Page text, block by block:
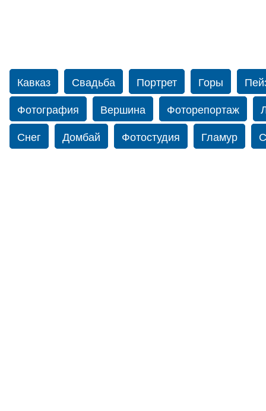
Кавказ Свадьба Портрет Горы
Фотография
Вершина Фоторепортаж
Снег
Домбай Фотостудия Гламур